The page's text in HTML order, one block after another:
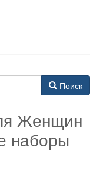
Поиск
Женщин
наборы